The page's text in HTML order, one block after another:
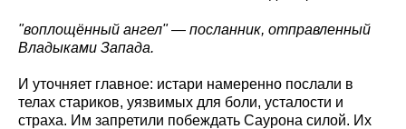
"воплощённый ангел" — посланник, отправленный
Владыками Запада.
И уточняет главное: истари намеренно послали в
телах стариков, уязвимых для боли, усталости и
страха. Им запретили побеждать Саурона силой. Их